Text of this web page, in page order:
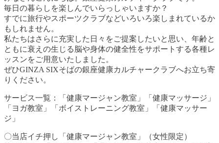
毎日の暮らしを楽しんでいらっしゃいますか？
すでに旅行やスポーツクラブなどいろいろ楽しまれているか
もしれません。
私たちはさらに充実した日々をご提案したいと思い、年齢と
ともに衰えの生じる脳や身体の健全性をサポートする各種レ
ッスンをご用意いたしました。
ぜひGINZA SIXそばの銀座健康カルチャークラブへお立ち寄
りください。
サービス一覧：「健康マージャン教室」「健康マッサージ」
「ヨガ教室」「ボイストレーニング教室」「健康マッサー
ジ」
〇当店イチ押し「健康マージャン教室」（女性限定）